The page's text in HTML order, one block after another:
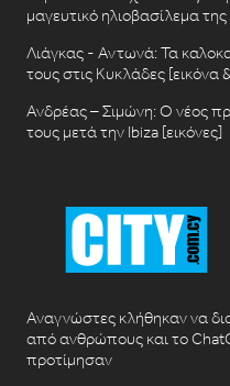
μαγευτικό ηλιοβασίλεμα
Λιάγκας - Αντωνά: Τα
τους στις Κυκλάδες [εικόνα
Ανδρέας – Σιμώνη: Ο νέος
τους μετά την Ibiza [εικόνες]
Αναγνώστες κλήθηκαν να
από ανθρώπους και το
προτίμησαν